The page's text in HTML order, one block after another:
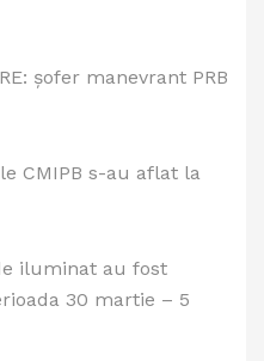
șofer manevrant PRB
CMIPB s-au aflat la
iluminat au fost
30 martie – 5